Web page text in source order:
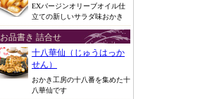
EXバージンオリーブオイル仕
立ての新しいサラダ味おかき
お品書き 詰合せ
十八華仙（じゅうはっか
せん）
おかき工房の十八番を集めた十
八華仙です